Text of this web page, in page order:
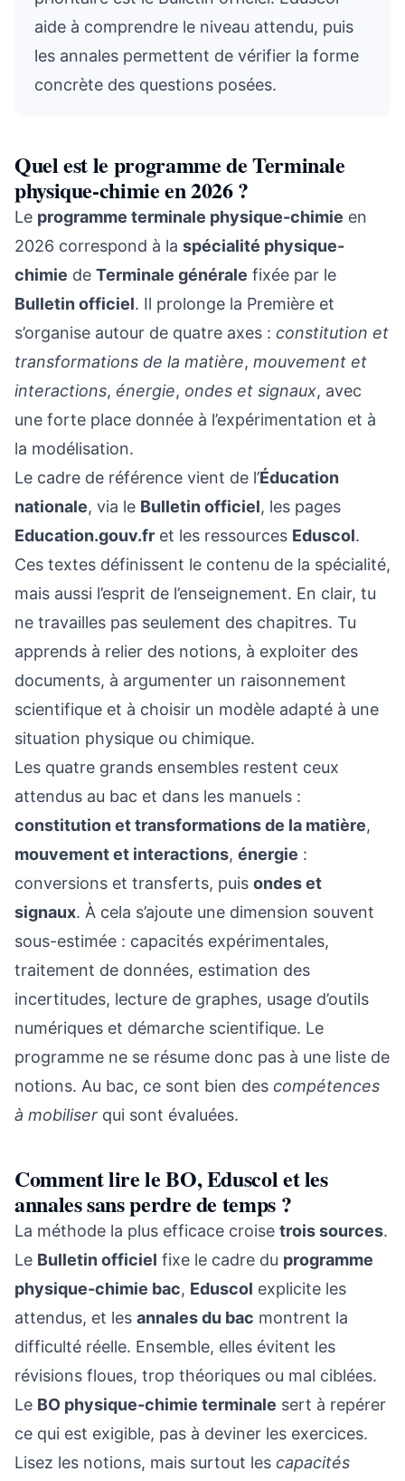
aide à comprendre le niveau attendu, puis
les annales permettent de vérifier la forme
concrète des questions posées.
Quel est le programme de Terminale
physique-chimie en 2026 ?
Le programme terminale physique-chimie en
2026 correspond à la spécialité physique-
chimie de Terminale générale fixée par le
Bulletin officiel. Il prolonge la Première et
s’organise autour de quatre axes : constitution et
transformations de la matière, mouvement et
interactions, énergie, ondes et signaux, avec
une forte place donnée à l’expérimentation et à
la modélisation.
Le cadre de référence vient de l’Éducation
nationale, via le Bulletin officiel, les pages
Education.gouv.fr et les ressources Eduscol.
Ces textes définissent le contenu de la spécialité,
mais aussi l’esprit de l’enseignement. En clair, tu
ne travailles pas seulement des chapitres. Tu
apprends à relier des notions, à exploiter des
documents, à argumenter un raisonnement
scientifique et à choisir un modèle adapté à une
situation physique ou chimique.
Les quatre grands ensembles restent ceux
attendus au bac et dans les manuels :
constitution et transformations de la matière,
mouvement et interactions, énergie :
conversions et transferts, puis ondes et
signaux. À cela s’ajoute une dimension souvent
sous-estimée : capacités expérimentales,
traitement de données, estimation des
incertitudes, lecture de graphes, usage d’outils
numériques et démarche scientifique. Le
programme ne se résume donc pas à une liste de
notions. Au bac, ce sont bien des compétences
à mobiliser qui sont évaluées.
Comment lire le BO, Eduscol et les
annales sans perdre de temps ?
La méthode la plus efficace croise trois sources.
Le Bulletin officiel fixe le cadre du programme
physique-chimie bac, Eduscol explicite les
attendus, et les annales du bac montrent la
difficulté réelle. Ensemble, elles évitent les
révisions floues, trop théoriques ou mal ciblées.
Le BO physique-chimie terminale sert à repérer
ce qui est exigible, pas à deviner les exercices.
Lisez les notions, mais surtout les capacités